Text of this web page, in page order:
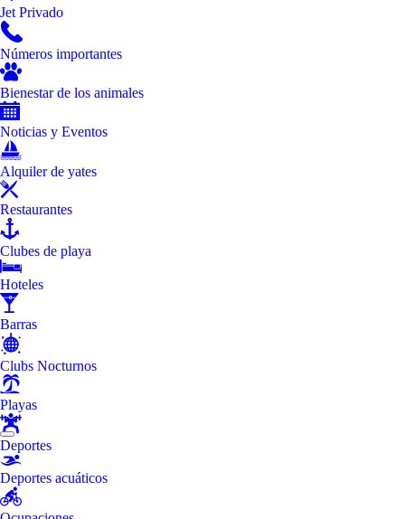
Jet Privado
Números importantes
Bienestar de los animales
Noticias y Eventos
Alquiler de yates
Restaurantes
Clubes de playa
Hoteles
Barras
Clubs Nocturnos
Playas
Deportes
Deportes acuáticos